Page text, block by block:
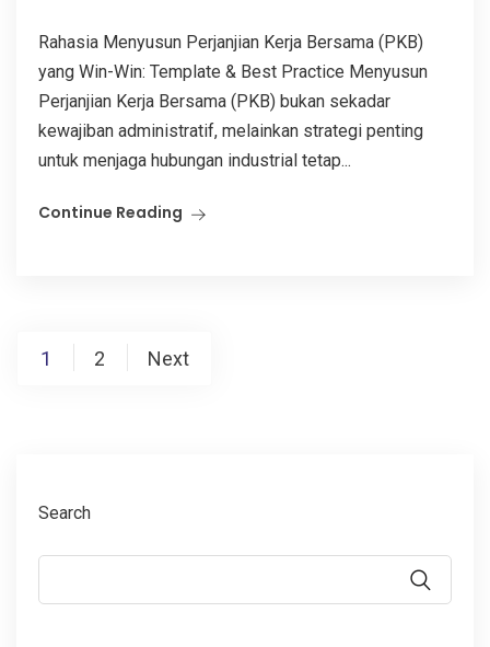
Rahasia Menyusun Perjanjian Kerja Bersama (PKB)
yang Win-Win: Template & Best Practice Menyusun
Perjanjian Kerja Bersama (PKB) bukan sekadar
kewajiban administratif, melainkan strategi penting
untuk menjaga hubungan industrial tetap...
Continue Reading
Posts
1 2 Next
Search